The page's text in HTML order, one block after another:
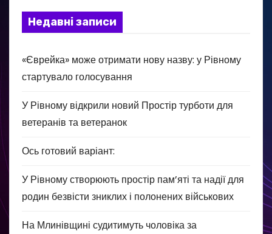
Недавні записи
«Єврейка» може отримати нову назву: у Рівному
стартувало голосування
У Рівному відкрили новий Простір турботи для
ветеранів та ветеранок
Ось готовий варіант:
У Рівному створюють простір пам’яті та надії для
родин безвісти зниклих і полонених військових
На Млинівщині судитимуть чоловіка за